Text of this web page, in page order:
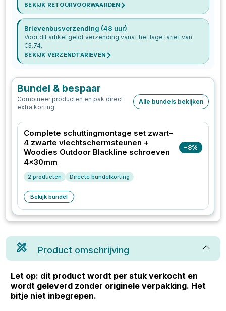
BEKIJK RETOURVOORWAARDEN
Brievenbusverzending (48 uur)
Voor dit artikel geldt verzending vanaf het lage tarief van
€3.74.
BEKIJK VERZENDTARIEVEN
Bundel & bespaar
Combineer producten en pak direct
extra korting.
Alle bundels bekijken
Complete schuttingmontage set zwart–
4 zwarte vlechtschermsteunen +
Woodies Outdoor Blackline schroeven
4x30mm
−8%
2 producten Directe bundelkorting
Bekijk bundel
Product omschrijving
Let op: dit product wordt per stuk verkocht en
wordt geleverd zonder originele verpakking. Het
bitje niet inbegrepen.